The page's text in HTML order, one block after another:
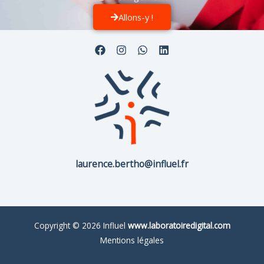
Allons-y !
laurence.bertho@influel.fr
Copyright © 2026 Influel www.laboratoiredigital.com
Mentions légales